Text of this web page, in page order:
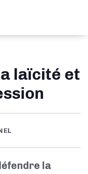
laïcité et
la